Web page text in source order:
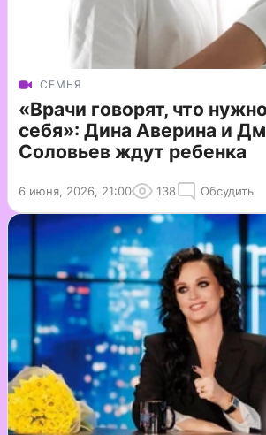
СЕМЬЯ
«Врачи говорят, что
себя»: Дина Аверина и
Соловьев ждут ребенка
6 июня, 2026, 21:00 138 Обсудить